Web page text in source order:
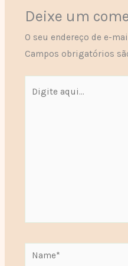
Deixe um
O seu endereço de e-
Campos obrigatórios
aqui...
Name*